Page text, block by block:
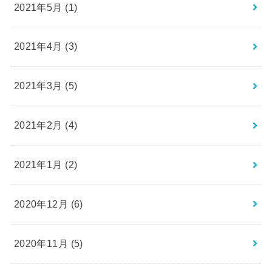
2021年5月 (1)
2021年4月 (3)
2021年3月 (5)
2021年2月 (4)
2021年1月 (2)
2020年12月 (6)
2020年11月 (5)